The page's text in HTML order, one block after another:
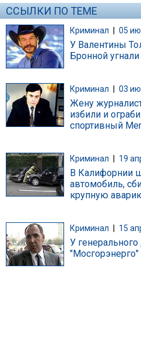
ССЫЛКИ ПО ТЕМЕ
Криминал | 05
У Валентины
Бронной
Криминал 03
Жену
избили и
cпортивный
Криминал 19
В Калифорнии
автомобиль,
крупную
Криминал 15
У